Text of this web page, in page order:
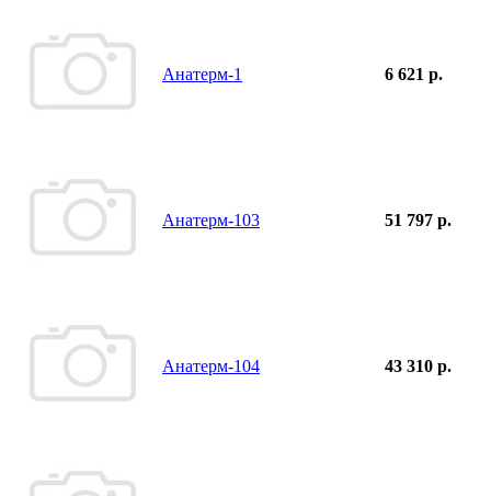
Анатерм-1 6 621 р.
Анатерм-103 51 797 р.
Анатерм-104 43 310 р.